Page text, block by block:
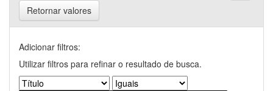
Retornar valores
Adicionar filtros:
Utilizar filtros para refinar o resultado de busca.